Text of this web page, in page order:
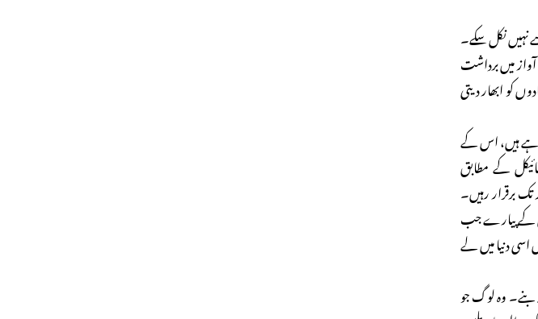
نہیں نکل سکے۔
میں برداشت
کو ابھار دیتی
ہیں، اس کے
کے مطابق
برقرار رہیں۔
کے پیارے جب
اسی دنیا میں لے
وہ لوگ جو